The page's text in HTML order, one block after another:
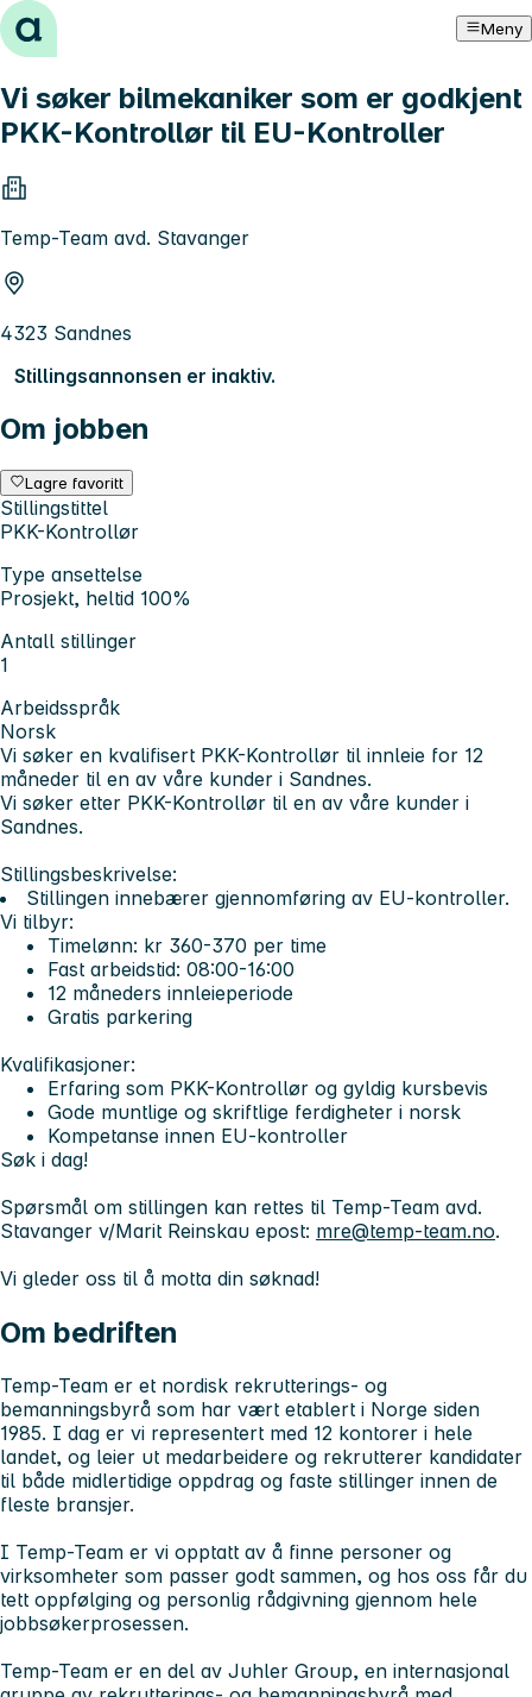
Hopp til innhold Meny
Vi søker bilmekaniker som er godkjent
PKK-Kontrollør til EU-Kontroller
Temp-Team avd. Stavanger
4323 Sandnes
Stillingsannonsen er inaktiv.
Om jobben
Lagre favoritt
Stillingstittel
PKK-Kontrollør
Type ansettelse
Prosjekt, heltid 100%
Antall stillinger
1
Arbeidsspråk
Norsk
Vi søker en kvalifisert PKK-Kontrollør til innleie for 12
måneder til en av våre kunder i Sandnes.
Vi søker etter PKK-Kontrollør til en av våre kunder i
Sandnes.
Stillingsbeskrivelse:
Stillingen innebærer gjennomføring av EU-kontroller.
Vi tilbyr:
Timelønn: kr 360-370 per time
Fast arbeidstid: 08:00-16:00
12 måneders innleieperiode
Gratis parkering
Kvalifikasjoner:
Erfaring som PKK-Kontrollør og gyldig kursbevis
Gode muntlige og skriftlige ferdigheter i norsk
Kompetanse innen EU-kontroller
Søk i dag!
Spørsmål om stillingen kan rettes til Temp-Team avd.
Stavanger v/Marit Reinskau epost: mre@temp-team.no.
Vi gleder oss til å motta din søknad!
Om bedriften
Temp-Team er et nordisk rekrutterings- og
bemanningsbyrå som har vært etablert i Norge siden
1985. I dag er vi representert med 12 kontorer i hele
landet, og leier ut medarbeidere og rekrutterer kandidater
til både midlertidige oppdrag og faste stillinger innen de
fleste bransjer.
I Temp-Team er vi opptatt av å finne personer og
virksomheter som passer godt sammen, og hos oss får du
tett oppfølging og personlig rådgivning gjennom hele
jobbsøkerprosessen.
Temp-Team er en del av Juhler Group, en internasjonal